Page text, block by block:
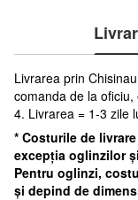
Livrarea prin
comanda de la
4. Livrarea = 1-3 zile
* Costurile de
excepția oglinzilor
Pentru oglinzi,
și depind de